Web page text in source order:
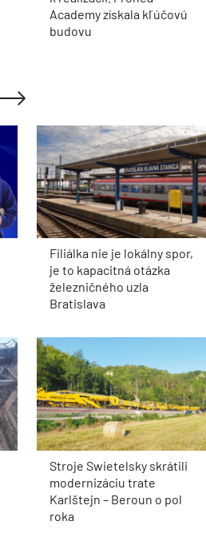
Academy získala kľúčovú
budovu
Filiálka nie je lokálny spor,
je to kapacitná otázka
železničného uzla
Bratislava
Stroje Swietelsky skrátili
modernizáciu trate
Karlštejn – Beroun o pol
roka